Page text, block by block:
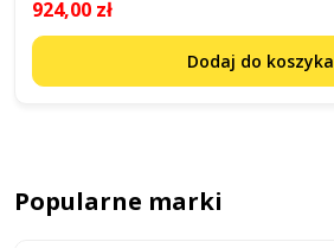
924,00 zł
Dodaj do koszyka
Popularne marki